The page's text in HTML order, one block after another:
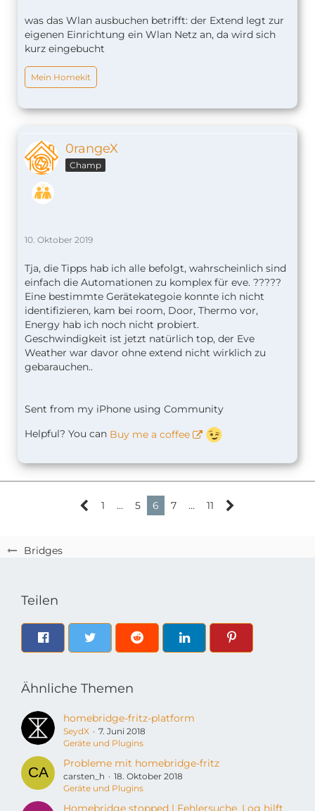
Bridges
was das Wlan ausbuchen betrifft: der Extend legt zur
eigenen Einrichtung ein Wlan Netz an, da wird sich
kurz eingebucht
Mein Homekit
0rangeX
Champ
10. Oktober 2019
Tja, die Tipps hab ich alle befolgt, wahrscheinlich sind
einfach die Automationen zu komplex für eve. ?????
Eine bestimmte Gerätekategoie konnte ich nicht
identifizieren, kam bei room, Door, Thermo vor,
Energy hab ich noch nicht probiert.
Geschwindigkeit ist jetzt natürlich top, der Eve
Weather war davor ohne extend nicht wirklich zu
gebarauchen..
Sent from my iPhone using Community
Helpful? You can Buy me a coffee
1 … 5 6 7 … 11
Teilen
Ähnliche Themen
homebridge-fritz-platform
SeydX
7. Juni 2018
Geräte und Plugins
Probleme mit homebridge-fritz
carsten_h
18. Oktober 2018
Geräte und Plugins